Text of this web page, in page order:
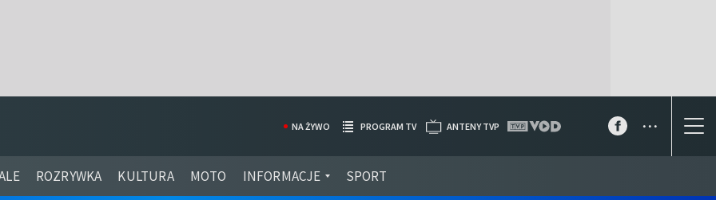
ROZRYWKA KULTURA MOTO INFORMACJE SPORT
NA ŻYWO PROGRAM TV ANTENY TVP ...